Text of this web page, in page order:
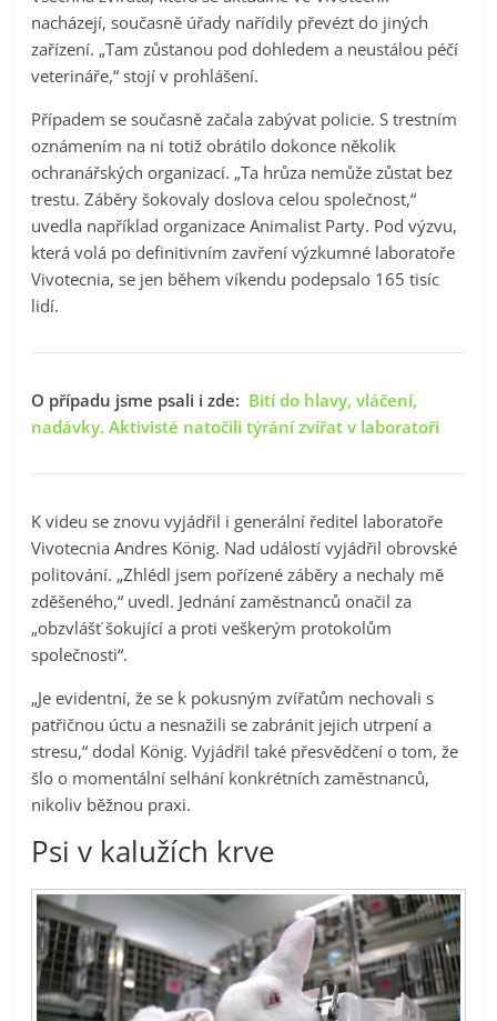
nacházejí, současně úřady nařídily převézt do jiných
zařízení. „Tam zůstanou pod dohledem a neustálou péčí
veterináře,“ stojí v prohlášení.
Případem se současně začala zabývat policie. S trestním
oznámením na ni totiž obrátilo dokonce několik
ochranářských organizací. „Ta hrůza nemůže zůstat bez
trestu. Záběry šokovaly doslova celou společnost,“
uvedla například organizace Animalist Party. Pod výzvu,
která volá po definitivním zavření výzkumné laboratoře
Vivotecnia, se jen během víkendu podepsalo 165 tisíc
lidí.
O případu jsme psali i zde: Bití do hlavy, vláčení,
nadávky. Aktivisté natočili týrání zvířat v laboratoři
K videu se znovu vyjádřil i generální ředitel laboratoře
Vivotecnia Andres König. Nad událostí vyjádřil obrovské
politování. „Zhlédl jsem pořízené záběry a nechaly mě
zděšeného,“ uvedl. Jednání zaměstnanců onačil za
„obzvlášť šokující a proti veškerým protokolům
společnosti“.
„Je evidentní, že se k pokusným zvířatům nechovali s
patřičnou úctu a nesnažili se zabránit jejich utrpení a
stresu,“ dodal König. Vyjádřil také přesvědčení o tom, že
šlo o momentální selhání konkrétních zaměstnanců,
nikoliv běžnou praxi.
Psi v kalužích krve